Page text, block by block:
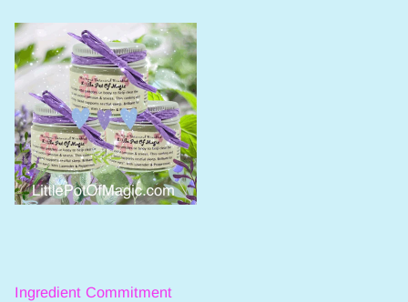
Ingredient Commitment